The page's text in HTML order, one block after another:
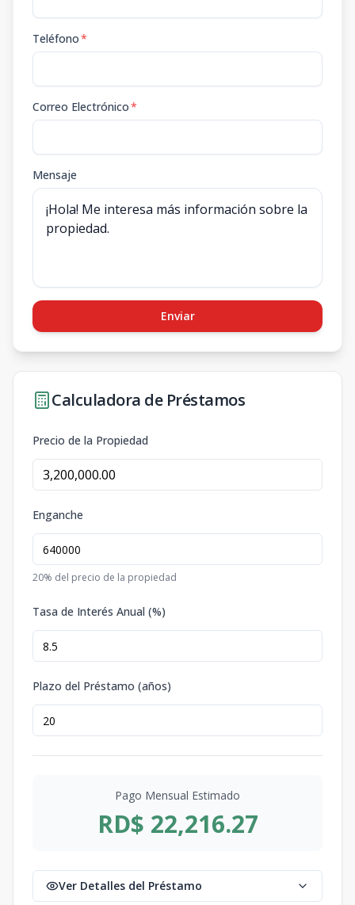
Teléfono*
Correo Electrónico*
Mensaje
Enviar
Calculadora de Préstamos
Precio de la Propiedad
Enganche
20% del precio de la propiedad
Tasa de Interés Anual (%)
Plazo del Préstamo (años)
Pago Mensual Estimado
RD$ 22,216.27
Ver Detalles del Préstamo